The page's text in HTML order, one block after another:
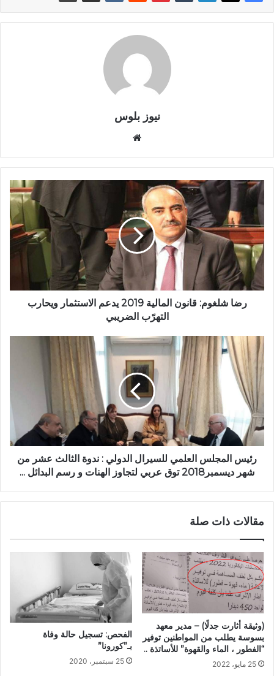
نيوز بلوس
رضا شلغوم: قانون المالية 2019 يدعم الاستثمار ويحارب
التهرّب الضريبي
رئيس المجلس العلمي للسيرال الدولي : ندوة الثالث عشر من
شهر ديسمبر2018 توق عربي لتجاوز الهنات و رسم البدائل ...
مقالات ذات صلة
(وثيقة أثارت جدلًا) – مدير معهد
بسوسة يطلب من المواطنين توفير
“الفطور ، الماء والقهوة” للأساتذة ..
25 مايو، 2022
الفحص: تسجيل حالة وفاة
بـ”كورونا”
25 سبتمبر، 2020